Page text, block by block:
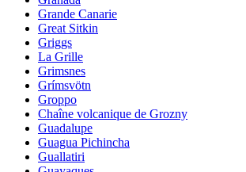
Grande Canarie
Great Sitkin
Griggs
La Grille
Grimsnes
Grímsvötn
Groppo
Chaîne volcanique de Grozny
Guadalupe
Guagua Pichincha
Guallatiri